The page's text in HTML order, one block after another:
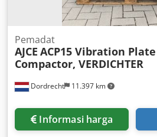
Dordrecht 11.397 km
Pemadat
AJCE ACP15 Vibration Plate
Compactor, VERDICHTER
Informasi harga